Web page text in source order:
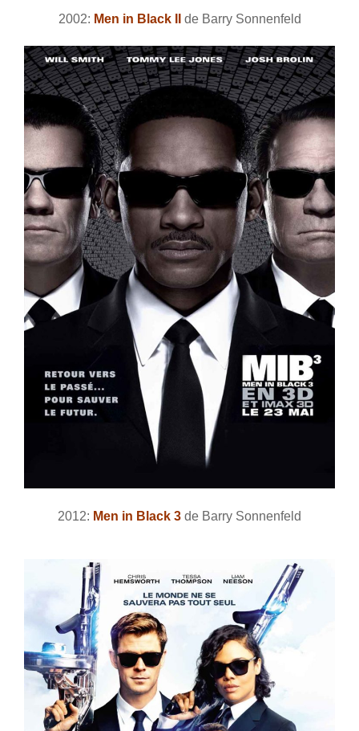
2002: Men in Black II de Barry Sonnenfeld
2012: Men in Black 3 de Barry Sonnenfeld